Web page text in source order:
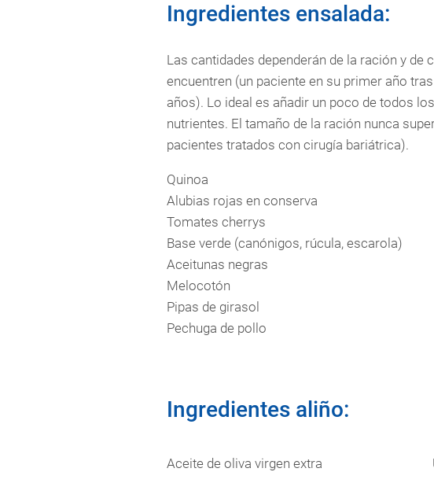
Ingredientes ensalada:
Las cantidades dependerán de la ración y
encuentren (un paciente en su primer año
años). Lo ideal es añadir un poco de todos
nutrientes. El tamaño de la ración nunca
pacientes tratados con cirugía bariátrica).
Quinoa
Alubias rojas en conserva
Tomates cherrys
Base verde (canónigos, rúcula, escarola)
Aceitunas negras
Melocotón
Pipas de girasol
Pechuga de pollo
Ingredientes aliño:
Aceite de oliva virgen extra